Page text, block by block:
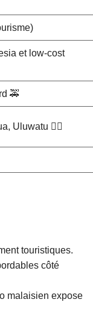
et low-cost
🚕
Uluwatu 🏄‍♂️
touristiques.
côté
malaisien expose